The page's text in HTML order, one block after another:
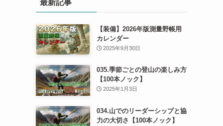
最新記事
【装備】2026年版測量野帳用
カレンダー
2025年9月30日
035.季節ごとの登山の楽しみ方
【100本ノック】
2025年1月3日
034.山でのリーダーシップと協
力の大切さ【100本ノック】